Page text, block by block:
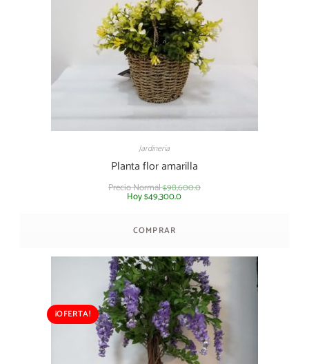
Jardineria
Planta flor amarilla
Precio Normal$98,600.0
Hoy$49,300.0
COMPRAR
¡OFERTA!